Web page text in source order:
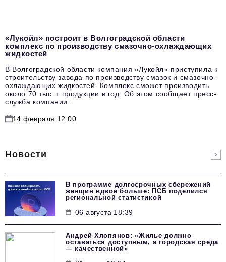
«Лукойл» построит в Волгоградской области
комплекс по производству смазочно-охлаждающих
жидкостей
В Волгоградской области компания «Лукойл» приступила к
строительству завода по производству смазок и смазочно-
охлаждающих жидкостей. Комплекс сможет производить
около 70 тыс. т продукции в год. Об этом сообщает пресс-
служба компании.
14 февраля 12:00
Новости
В программе долгосрочных сбережений
женщин вдвое больше: ПСБ поделился
региональной статистикой
06 августа 18:39
Андрей Хлопянов: «Жилье должно
оставаться доступным, а городская среда
— качественной»